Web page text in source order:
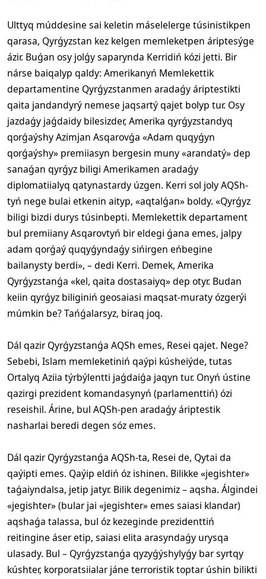
Ulttyq múddesine sai keletin máselelerge túsinistikpen
qarasa, Qyrǵyzstan kez kelgen memleketpen áriptesýge
ázir. Buǵan osy jolǵy saparynda Kerridiń kózi jetti. Bir
nárse baiqalyp qaldy: Amerikanyń Memlekettik
departamentine Qyrǵyzstanmen aradaǵy áriptestikti
qaita jandandyrý nemese jaqsartý qajet bolyp tur. Osy
jazdaǵy jaǵdaidy bilesizder, Amerika qyrǵyzstandyq
qorǵaýshy Azimjan Asqarovǵa «Adam quqyǵyn
qorǵaýshy» premiiasyn bergesin muny «arandatý» dep
sanaǵan qyrǵyz biligi Amerikamen aradaǵy
diplomatiialyq qatynastardy úzgen. Kerri sol joly AQSh-
tyń nege bulai etkenin aityp, «aqtalǵan» boldy. «Qyrǵyz
biligi bizdi durys túsinbepti. Memlekettik departament
bul premiiany Asqarovtyń bir eldegi ǵana emes, jalpy
adam qorǵaý quqyǵyndaǵy sińirgen eńbegine
bailanysty berdi», – dedi Kerri. Demek, Amerika
Qyrǵyzstanǵa «kel, qaita dostasaiyq» dep otyr. Budan
keiin qyrǵyz biliginiń geosaiasi maqsat-muraty ózgerýi
múmkin be? Tańǵalarsyz, biraq joq.
Dál qazir Qyrǵyzstanǵa AQSh emes, Resei qajet. Nege?
Sebebi, Islam memleketiniń qaýpi kúsheiýde, tutas
Ortalyq Aziia týrbýlentti jaǵdaiǵa jaqyn tur. Onyń ústine
qazirgi prezident komandasynyń (parlamenttiń) ózi
reseishil. Árine, bul AQSh-pen aradaǵy áriptestik
nasharlai beredi degen sóz emes.
Dál qazir Qyrǵyzstanǵa AQSh-ta, Resei de, Qytai da
qaýipti emes. Qaýip eldiń óz ishinen. Bilikke «jegishter»
taǵaiyndalsa, jetip jatyr. Bilik degenimiz – aqsha. Álgindei
«jegishter» (bular jai «jegishter» emes saiasi klandar)
aqshaǵa talassa, bul óz kezeginde prezidenttiń
reitingine áser etip, saiasi elita arasyndaǵy urysqa
ulasady. Bul – Qyrǵyzstanǵa qyzyǵýshylyǵy bar syrtqy
kúshter, korporatsiialar jáne terroristik toptar úshin bilikti